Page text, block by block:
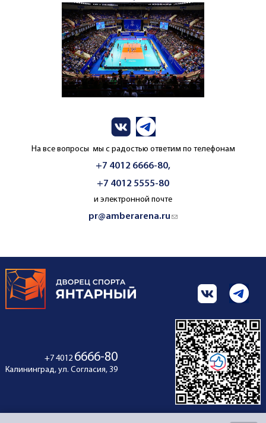
На все вопросы мы с радостью ответим по телефонам
+7 4012 6666-80,
+7 4012 5555-80
и электронной почте
pr@amberarena.ru(link sends e-mail)
+7 4012 6666-80
Калининград, ул. Согласия, 39